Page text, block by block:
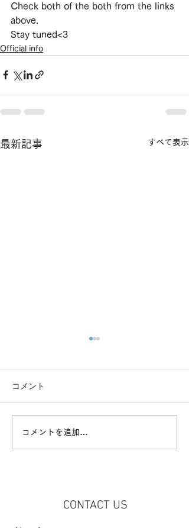
Check both of the both from the links
above.
Stay tuned<3
Official info
最新記事 すべて表示
イベント「Best Wishes 新
町」開催
コメント
コメントを追加…
CONTACT US